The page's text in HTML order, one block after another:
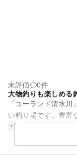
未評価
0件
大物釣りも楽しめる
「ユーランド清水
い釣り場です。豊富
大物もいて釣れた時
ースあり、大物釣り